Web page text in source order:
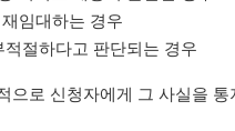
임대하는 경우
절하다고 판단되는 경우
로 신청자에게 그 사실을 통